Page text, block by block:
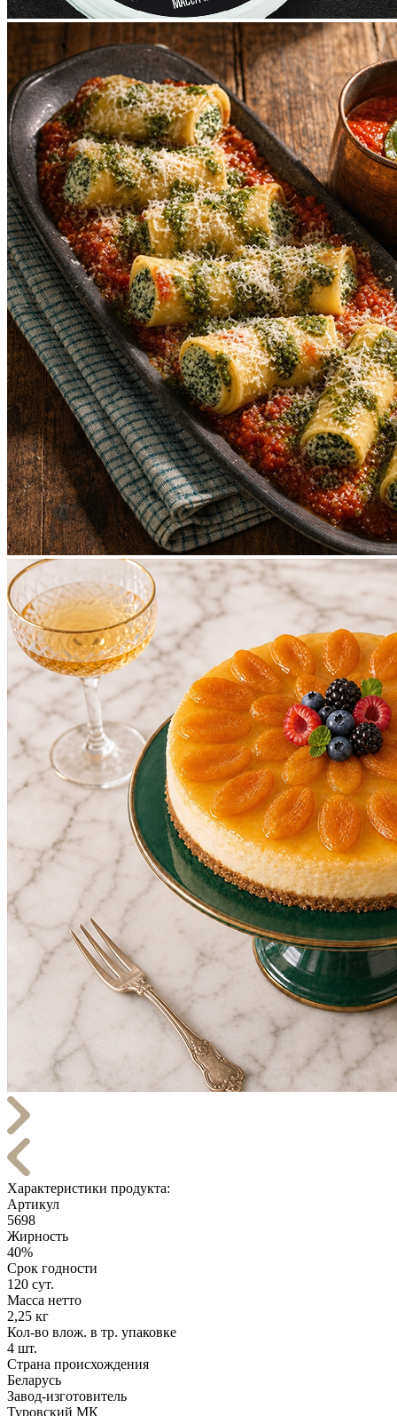
Характеристики продукта:
Артикул
5698
Жирность
40%
Срок годности
120 сут.
Масса нетто
2,25 кг
Кол-во влож. в тр. упаковке
4 шт.
Страна происхождения
Беларусь
Завод-изготовитель
Туровский МК